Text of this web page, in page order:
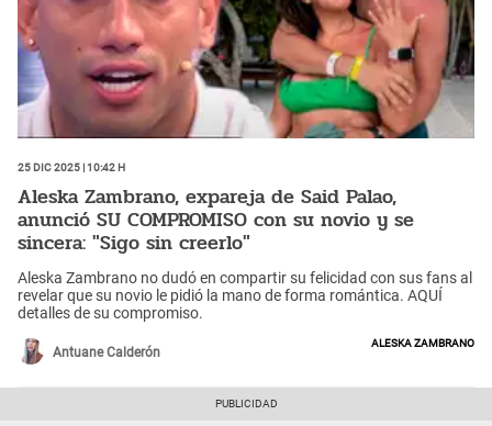
25 Dic 2025 | 10:42 h
Aleska Zambrano, expareja de Said Palao,
anunció SU COMPROMISO con su novio y se
sincera: "Sigo sin creerlo"
Aleska Zambrano no dudó en compartir su felicidad con sus fans al
revelar que su novio le pidió la mano de forma romántica. AQUÍ
detalles de su compromiso.
Antuane Calderón
Aleska Zambrano